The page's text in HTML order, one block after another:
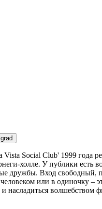
Social Club' 1999 года
холле. У публики есть
дружбы. Вход свободный,
или в одиночку –
насладиться волшебством